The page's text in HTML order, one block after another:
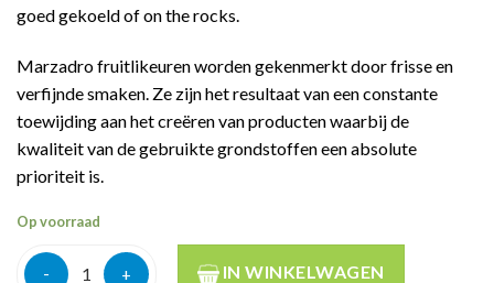
goed gekoeld of on the rocks.
Marzadro fruitlikeuren worden gekenmerkt door frisse en
verfijnde smaken. Ze zijn het resultaat van een constante
toewijding aan het creëren van producten waarbij de
kwaliteit van de gebruikte grondstoffen een absolute
prioriteit is.
Op voorraad
Liquore marzadro limoncello riviera limoni 30% 70cl aantal
IN WINKELWAGEN